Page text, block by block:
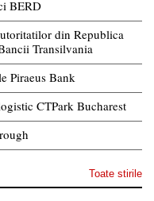
BERD
din Republica
Transilvania
Piraeus Bank
CTPark Bucharest
Toate stirile